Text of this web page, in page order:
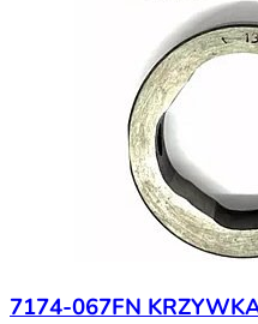
7174-067FN